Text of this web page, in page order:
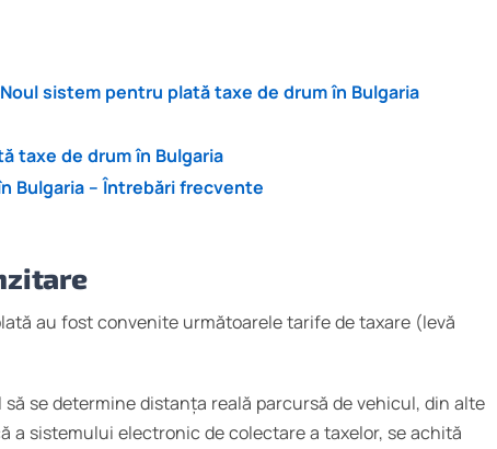
sistem pentru plată taxe de drum în Bulgaria
taxe de drum în Bulgaria
Bulgaria – Întrebări frecvente
au fost convenite următoarele tarife de taxare (levă
se determine distanța reală parcursă de vehicul, din alte
a sistemului electronic de colectare a taxelor, se achită